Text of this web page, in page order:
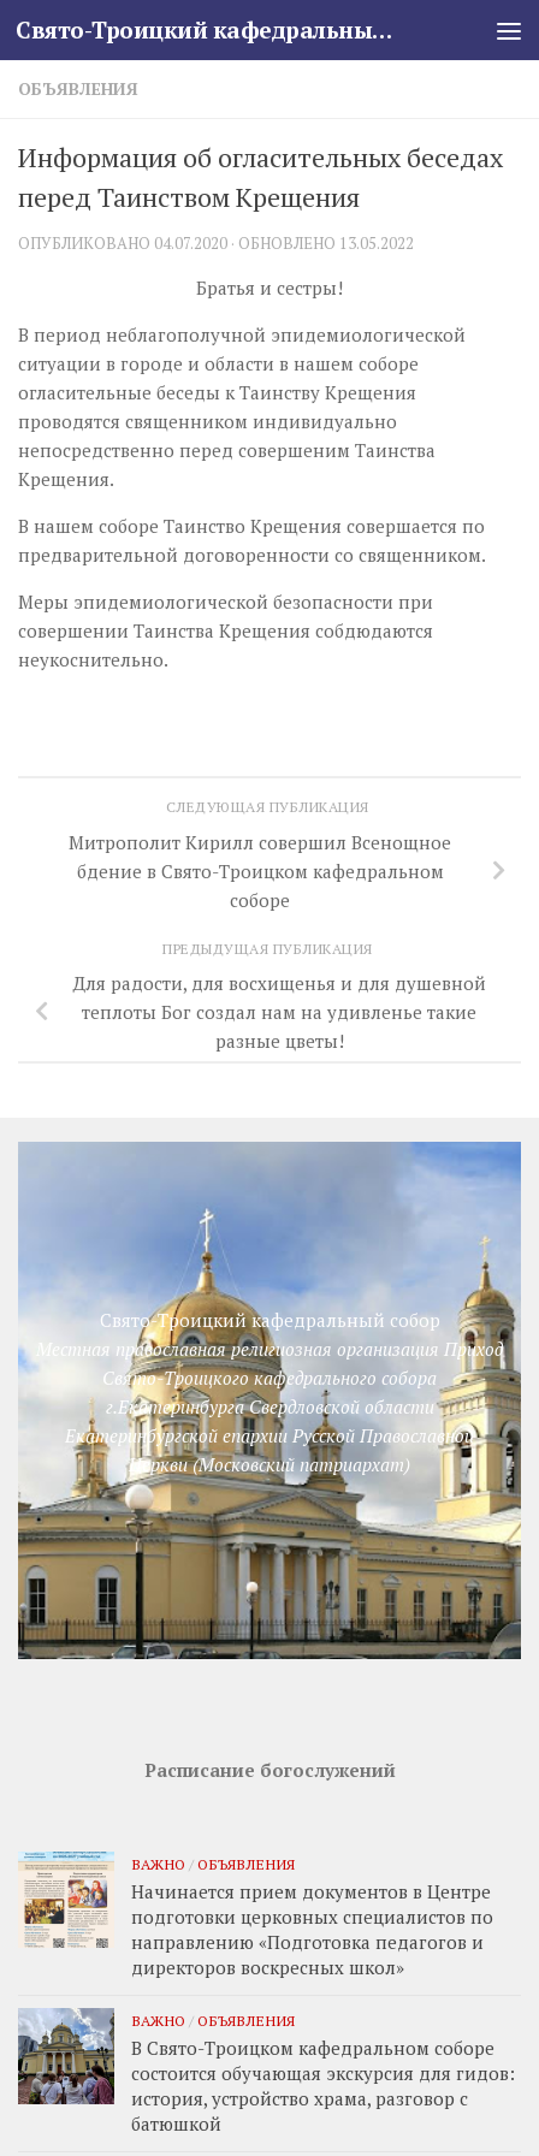
Skip to content Свято-Троицкий кафедральный собор
ОБЪЯВЛЕНИЯ
Информация об огласительных беседах
перед Таинством Крещения
ОПУБЛИКОВАНО 04.07.2020 · ОБНОВЛЕНО 13.05.2022
Братья и сестры!
В период неблагополучной эпидемиологической
ситуации в городе и области в нашем соборе
огласительные беседы к Таинству Крещения
проводятся священником индивидуально
непосредственно перед совершеним Таинства
Крещения.
В нашем соборе Таинство Крещения совершается по
предварительной договоренности со священником.
Меры эпидемиологической безопасности при
совершении Таинства Крещения собдюдаются
неукоснительно.
СЛЕДУЮЩАЯ ПУБЛИКАЦИЯ
Митрополит Кирилл совершил Всенощное
бдение в Свято-Троицком кафедральном
соборе
ПРЕДЫДУЩАЯ ПУБЛИКАЦИЯ
Для радости, для восхищенья и для душевной
теплоты Бог создал нам на удивленье такие
разные цветы!
Свято-Троицкий кафедральный собор
Местная православная религиозная организация Приход
Свято-Троицкого кафедрального собора
г.Екатеринбурга Свердловской области
Екатеринбургской епархии Русской Православной
Церкви (Московский патриархат)
Расписание богослужений
ВАЖНО / ОБЪЯВЛЕНИЯ
Начинается прием документов в Центре
подготовки церковных специалистов по
направлению «Подготовка педагогов и
директоров воскресных школ»
ВАЖНО / ОБЪЯВЛЕНИЯ
В Свято-Троицком кафедральном соборе
состоится обучающая экскурсия для гидов:
история, устройство храма, разговор с
батюшкой